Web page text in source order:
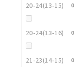
20-24(13-15) 0
20-24(13-16) 0
21-23(14-15) 0